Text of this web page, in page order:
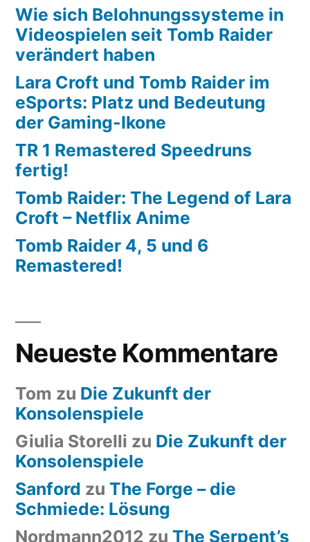
Wie sich Belohnungssysteme in
Videospielen seit Tomb Raider
verändert haben
Lara Croft und Tomb Raider im
eSports: Platz und Bedeutung
der Gaming-Ikone
TR 1 Remastered Speedruns
fertig!
Tomb Raider: The Legend of Lara
Croft – Netflix Anime
Tomb Raider 4, 5 und 6
Remastered!
Neueste Kommentare
Tom zu Die Zukunft der
Konsolenspiele
Giulia Storelli zu Die Zukunft der
Konsolenspiele
Sanford zu The Forge – die
Schmiede: Lösung
Nordmann2012 zu The Serpent’s